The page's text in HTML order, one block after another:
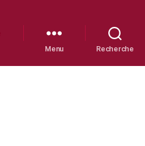
Menu Recherche